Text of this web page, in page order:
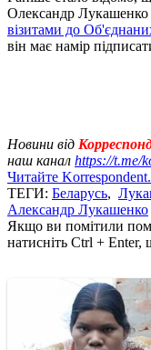
Олександр
візитами до
він має намір
Новини від
наш канал https://t.me/
Читайте
ТЕГИ: Беларусь,
Александр Лукашенко
Якщо ви помітили
натисніть Ctrl +